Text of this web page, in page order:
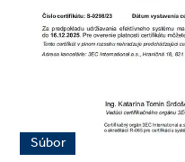
Súbor